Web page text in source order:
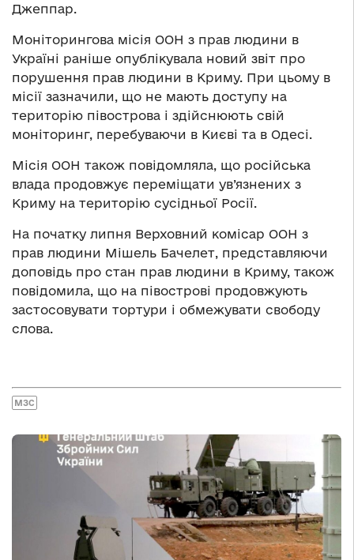
Джеппар.
Моніторингова місія ООН з прав людини в
Україні раніше опублікувала новий звіт про
порушення прав людини в Криму. При цьому в
місії зазначили, що не мають доступу на
територію півострова і здійснюють свій
моніторинг, перебуваючи в Києві та в Одесі.
Місія ООН також повідомляла, що російська
влада продовжує переміщати ув’язнених з
Криму на територію сусідньої Росії.
На початку липня Верховний комісар ООН з
прав людини Мішель Бачелет, представляючи
доповідь про стан прав людини в Криму, також
повідомила, що на півострові продовжують
застосовувати тортури і обмежувати свободу
слова.
МЗС